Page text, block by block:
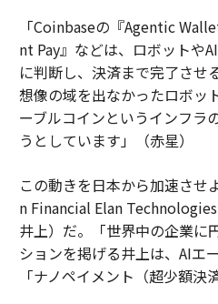
「Coinbaseの『Agentic
nt Pay』などは、ロボットや
に判断し、決済まで完了させ
想像の域を出なかったロボッ
ーブルコインというインフラ
うとしています」（赤星）
この動きを日本から加速させ
n Financial Elan Technologies
井上）だ。「世界中の企業に
ションを掲げる井上は、AIエ
「ナノペイメント（超少額決